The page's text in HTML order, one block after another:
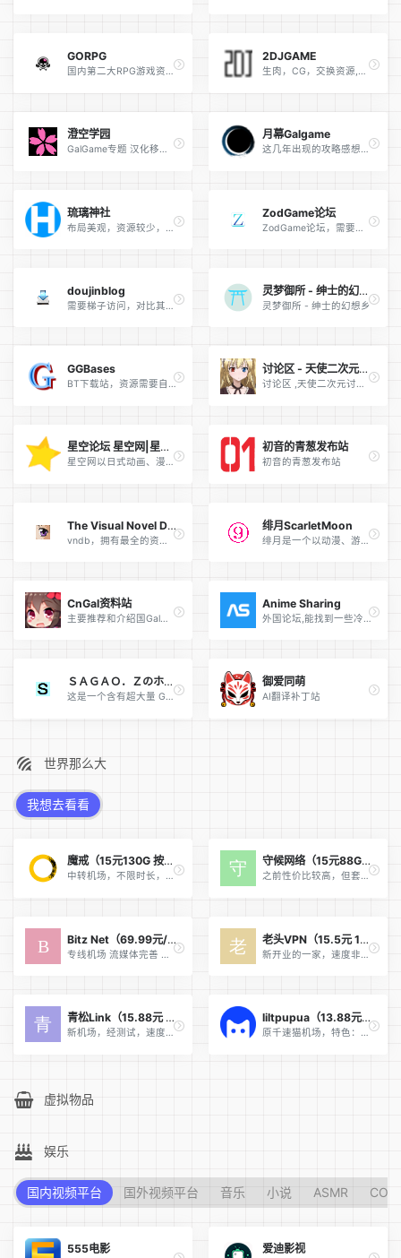
GORPG
国内第二大RPG游戏资源站，曾倒闭过一次，目前汉化者流失，只有本身汉化组驻扎
2DJGAME
生肉，CG，交换资源,能光速拿到刚发售的作品
澄空学园
GalGame专题 汉化移植 评论鉴赏 萌战 汉化信息
月幕Galgame
这几年出现的攻略感想站，无游戏资源
琉璃神社 ZodGame论坛
doujinblog
需要梯子访问，对比其他网站，优势在同人
灵梦御所 - 绅士的幻想乡
灵梦御所 - 绅士的幻想乡
GGBases
BT下载站，资源需要自己甄别，防止有奇奇怪怪的东西混入
讨论区 - 天使二次元讨论区 - Powered by Discuz!
讨论区 ,天使二次元讨论区
星空论坛 星空网|星の翼|命の旅团工作室|苍穹漫画社|星空网创造日式ACGMN网站新纪元！ - SEIKUU.COM
星空网以日式动画、漫画、游戏、音乐、小说为核心，我们的使命是创造日式ACGMN网站新纪元！
初音的青葱发布站
初音的青葱发布站
The Visual Novel Database | vndb 绯月ScarletMoon
CnGal资料站
主要推荐和介绍国Gal的。
Anime Sharing
外国论坛,能找到一些冷门资源,但是大多数资源都是网赚盘，没会员很难下载
ＳＡＧＡＯ．Ｚのホームページ
这是一个含有超大量 Galgame 存档以及 Galgame 攻略的网站。 セーブデータのページ 是存档页面，愚者の館（アーカイブ）是攻略页面
御爱同萌
AI翻译补丁站
世界那么大
我想去看看
魔戒（15元130G 按流量计费）
中转机场，不限时长，按流量计费，适合轻量使用的用户或当成备用 注意：机场默认必须梯子访问（所有机场都月付！，月付！！，月付！！！，没有任何一家机场能保证不跑路）
守候网络（15元88G/20元200G/季付68元每月300G）
之前性价比较高，但套餐价格已涨价，性价比不足，追求稳定的可以选择 （专属优惠码：92）（所有机场都月付！，月付！！，月付！！！，没有任何一家机场能保证不跑路）
Bitz Net（69.99元/季/每月100G 199.9元/季/每月1T 顶级BGP专线）
专线机场 流媒体完善 大型机场 多端负载均衡 新用户首次购买9折优惠码：new9
老头VPN（15.5元 150G流量）
新开业的一家，速度非常快，体验优秀，价格略贵（新用户5折优惠券：p8qnSJJG）（所有机场都月付！，月付！！，月付！！！，没有任何一家机场能保证不跑路）
青松Link（15.88元 256G 流量）
新机场，经测试，速度非常快8K视频也秒开，流量给的也足。（所有机场都月付！，月付！！，月付！！！，没有任何一家机场能保证不跑路）
liltpupua（13.88元256G 23.99元888G 支持按月或按流量计费）
原千速猫机场，特色：价格低廉，任何套餐都不限制速度，拿来跑流量非常适合（所有机场都月付！，月付！！，月付！！！，没有任何一家机场能保证不跑路）
虚拟物品
娱乐
国内视频平台 国外视频平台 音乐 小说 ASMR
555电影 爱迪影视